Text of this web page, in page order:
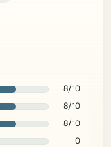
8/10
8/10
8/10
0